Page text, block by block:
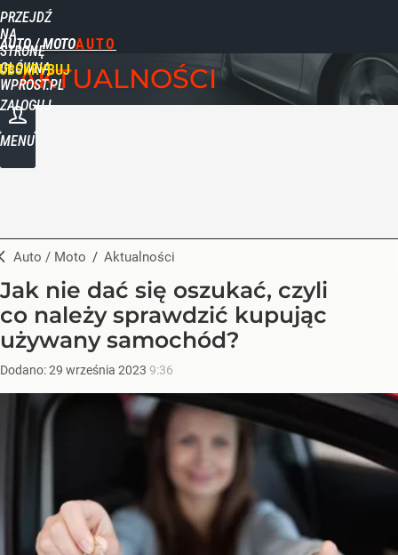
PRZEJDŹ
NA
STRONĘ
GŁÓWNĄ
WPROST.PL
AUTO / MOTO
ZALOGUJ
MENU
AKTUALNOŚCI
Auto / Moto / Aktualności
Jak nie dać się oszukać, czyli
co należy sprawdzić kupując
używany samochód?
Dodano:29 września 2023 9:36